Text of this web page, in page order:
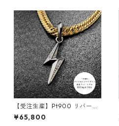
【受注生産】Pt900 リバーシ
ブルペンダント | 雷-INAZUM
A- |ダイヤモンド | 30g喜平ま
¥65,800